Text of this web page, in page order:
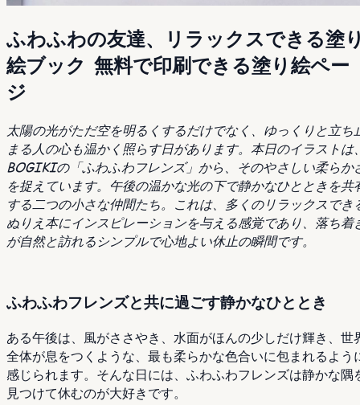
ふわふわの友達、リラックスできる塗
絵ブック 無料で印刷できる塗り絵ペー
ジ
太陽の光がただ空を明るくするだけでなく、ゆっくりと立ち
まる人の心も温かく照らす日があります。本日のイラストは
BOGIKIの「ふわふわフレンズ」から、そのやさしい柔らか
を捉えています。午後の温かな光の下で静かなひとときを共
する二つの小さな仲間たち。これは、多くのリラックスでき
ぬりえ本にインスピレーションを与える感覚であり、落ち着
が自然と訪れるシンプルで心地よい休止の瞬間です。
ふわふわフレンズと共に過ごす静かなひととき
ある午後は、風がささやき、水面がほんの少しだけ輝き、世
全体が息をつくような、最も柔らかな色合いに包まれるよう
感じられます。そんな日には、ふわふわフレンズは静かな隅
見つけて休むのが大好きです。